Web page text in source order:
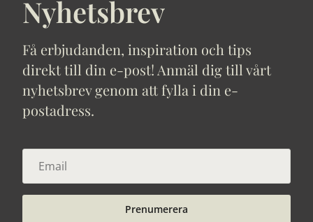
Nyhetsbrev
Få erbjudanden, inspiration och tips
direkt till din e-post! Anmäl dig till vårt
nyhetsbrev genom att fylla i din e-
postadress.
Prenumerera